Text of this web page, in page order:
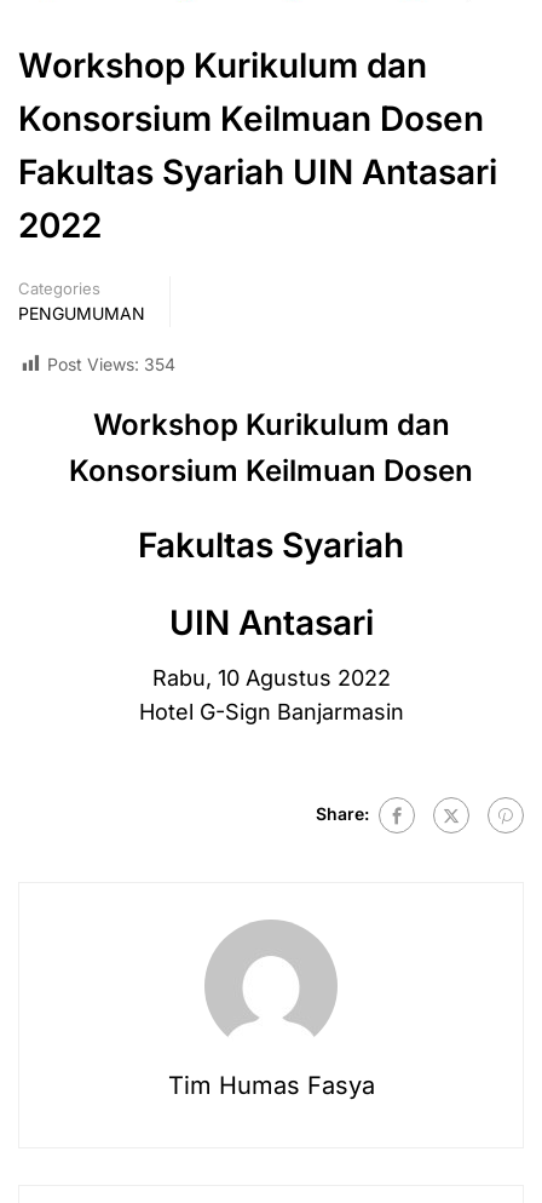
Workshop Kurikulum dan
Konsorsium Keilmuan Dosen
Fakultas Syariah UIN Antasari
2022
Categories
PENGUMUMAN
Post Views: 354
Workshop Kurikulum dan
Konsorsium Keilmuan Dosen
Fakultas Syariah
UIN Antasari
Rabu, 10 Agustus 2022
Hotel G-Sign Banjarmasin
Share:
Tim Humas Fasya